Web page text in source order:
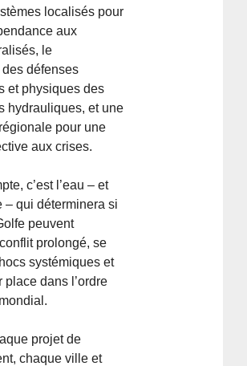
localisés pour
aux
le
défenses
et physiques des
hydrauliques, et une
pour une
aux crises.
c’est l’eau – et
– qui déterminera si
peuvent
prolongé, se
systémiques et
place dans l’ordre
projet de
chaque ville et